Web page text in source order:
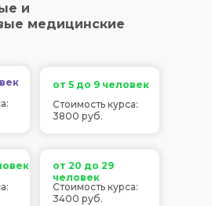
и
медицинские
от 5 до 9 человек
от 20 до 29
человек
Стоимость курса:
3800 руб.
Стоимость курса:
3400 руб.